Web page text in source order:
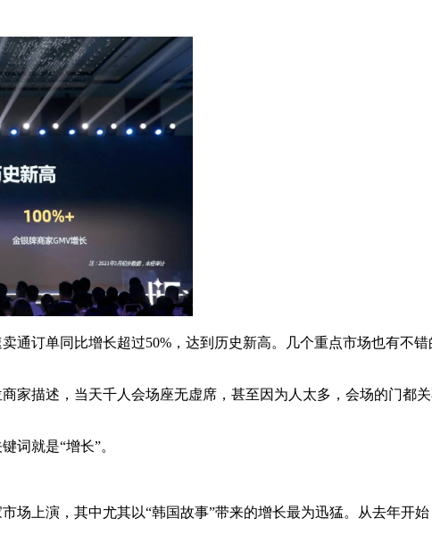
通订单同比增长超过50%，达到历史新高。几个重点市场也有不
家描述，当天千人会场座无虚席，甚至因为人太多，会场的门都
词就是“增长”。
场上演，其中尤其以“韩国故事”带来的增长最为迅猛。从去年开